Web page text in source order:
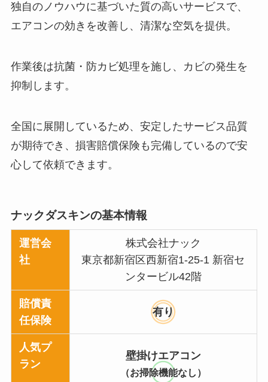
独自のノウハウに基づいた質の高いサービスで、
エアコンの効きを改善し、清潔な空気を提供。
作業後は抗菌・防カビ処理を施し、カビの発生を
抑制します。
全国に展開しているため、安定したサービス品質
が期待でき、損害賠償保険も完備しているので安
心して依頼できます。
ナックダスキンの基本情報
運営会
社
株式会社ナック
東京都新宿区西新宿1-25-1 新宿セ
ンタービル42階
賠償責
任保険
有り
人気プ
ラン
壁掛けエアコン
（お掃除機能なし）